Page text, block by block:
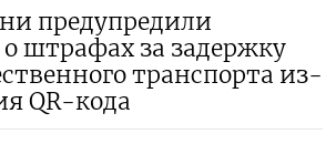
предупредили
штрафах за задержку
транспорта из-
QR-кода